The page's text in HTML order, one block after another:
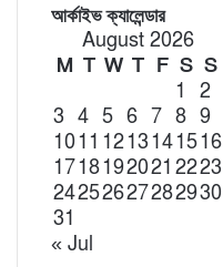
আর্কাইভ ক্যালেন্ডার
August 2026
M T W T F S S
1
2
3 4 5 6 7 8 9
1011 1213141516
1718192021 2223
24252627282930
31
« Jul